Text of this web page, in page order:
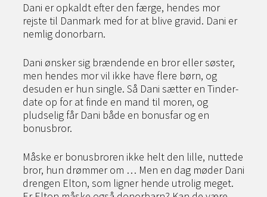
Dani er opkaldt efter den færge, hendes mor
rejste til Danmark med for at blive gravid. Dani er
nemlig donorbarn.
Dani ønsker sig brændende en bror eller søster,
men hendes mor vil ikke have flere børn, og
desuden er hun single. Så Dani sætter en Tinder-
date op for at finde en mand til moren, og
pludselig får Dani både en bonusfar og en
bonusbror.
Måske er bonusbroren ikke helt den lille, nuttede
bror, hun drømmer om … Men en dag møder Dani
drengen Elton, som ligner hende utrolig meget.